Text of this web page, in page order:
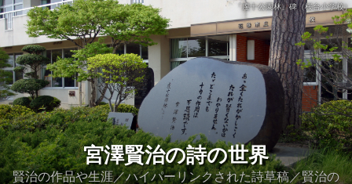
「虔十公園林」碑（桜台小学校）
宮澤賢治の詩の世界
賢治の作品や生涯／ハイパーリンクされた詩草稿／賢治の